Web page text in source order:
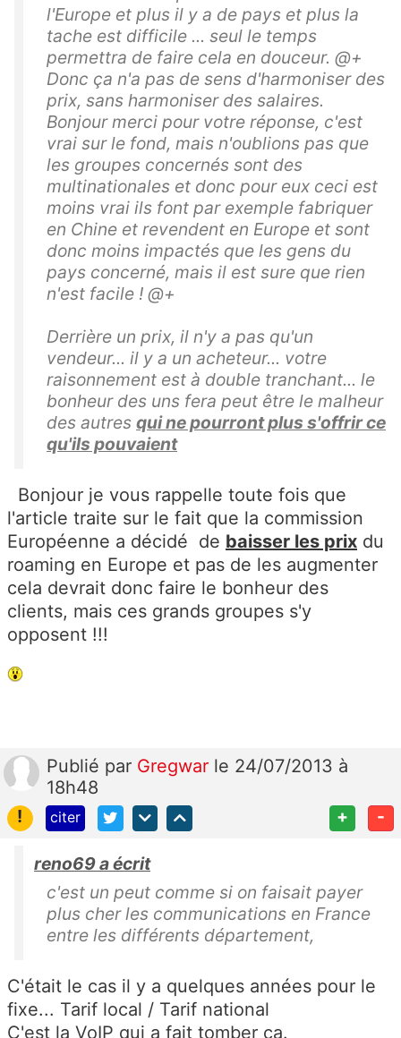
l'Europe et plus il y a de pays et plus la
tache est difficile ... seul le temps
permettra de faire cela en douceur. @+
Donc ça n'a pas de sens d'harmoniser des
prix, sans harmoniser des salaires.
Bonjour merci pour votre réponse, c'est
vrai sur le fond, mais n'oublions pas que
les groupes concernés sont des
multinationales et donc pour eux ceci est
moins vrai ils font par exemple fabriquer
en Chine et revendent en Europe et sont
donc moins impactés que les gens du
pays concerné, mais il est sure que rien
n'est facile ! @+
Derrière un prix, il n'y a pas qu'un
vendeur... il y a un acheteur... votre
raisonnement est à double tranchant... le
bonheur des uns fera peut être le malheur
des autres qui ne pourront plus s'offrir ce
qu'ils pouvaient
Bonjour je vous rappelle toute fois que
l'article traite sur le fait que la commission
Européenne a décidé de baisser les prix du
roaming en Europe et pas de les augmenter
cela devrait donc faire le bonheur des
clients, mais ces grands groupes s'y
opposent !!!
Publié par Gregwar le 24/07/2013 à
18h48
!
citer + -
reno69 a écrit
c'est un peut comme si on faisait payer
plus cher les communications en France
entre les différents département,
C'était le cas il y a quelques années pour le
fixe... Tarif local / Tarif national
C'est la VoIP qui a fait tomber ça.